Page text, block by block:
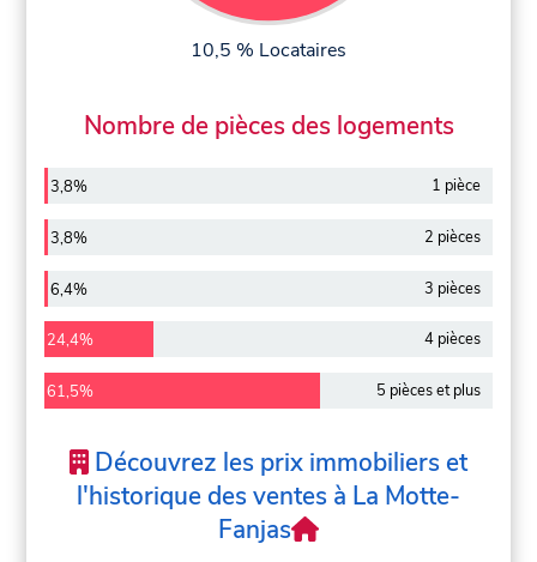
10,5 % Locataires
Nombre de pièces des logements
3,8% 1 pièce
3,8% 2 pièces
6,4% 3 pièces
24,4% 4 pièces
61,5% 5 pièces et plus
Découvrez les prix immobiliers et
l'historique des ventes à La Motte-
Fanjas